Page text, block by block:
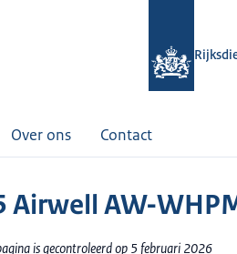
Over ons Contact
Airwell AW-
is gecontroleerd op 5 februari 2026